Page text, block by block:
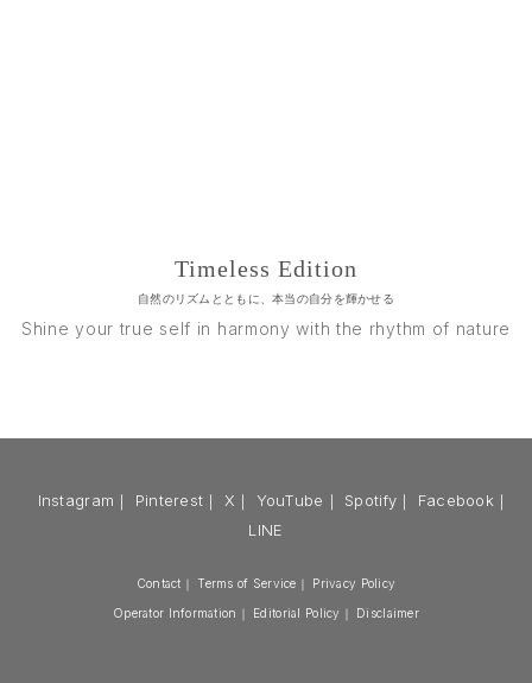
Timeless Edition
自然のリズムとともに、本当の自分を輝かせる
Shine your true self in harmony with the rhythm of nature
Instagram ｜ Pinterest ｜ X ｜ YouTube ｜ Spotify ｜ Facebook｜
LINE
Contact ｜ Terms of Service ｜ Privacy Policy
Operator Information ｜ Editorial Policy ｜ Disclaimer